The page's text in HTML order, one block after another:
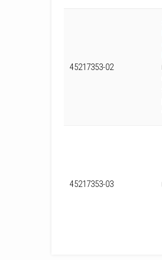
45217353-02
45217353-03